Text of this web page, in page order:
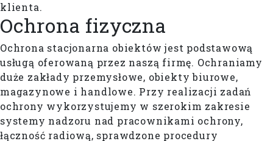
klienta.
Ochrona fizyczna
Ochrona stacjonarna obiektów jest podstawową
usługą oferowaną przez naszą firmę. Ochraniamy
duże zakłady przemysłowe, obiekty biurowe,
magazynowe i handlowe. Przy realizacji zadań
ochrony wykorzystujemy w szerokim zakresie
systemy nadzoru nad pracownikami ochrony,
łączność radiową, sprawdzone procedury